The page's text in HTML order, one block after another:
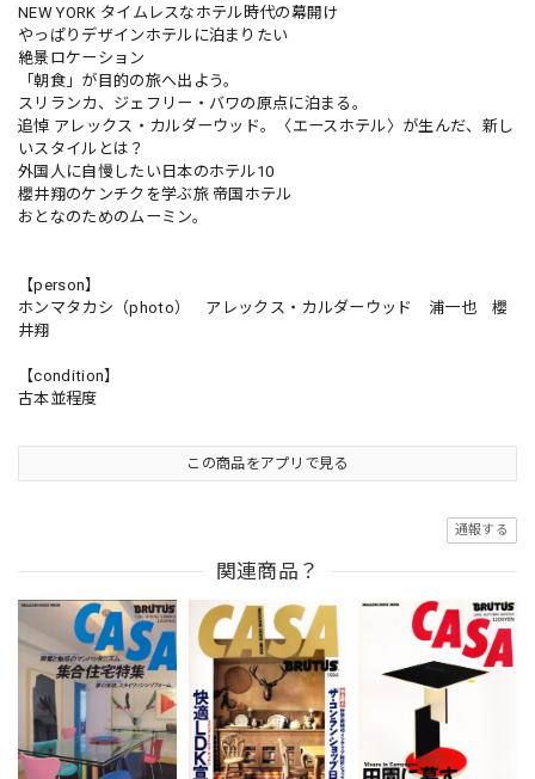
NEW YORK タイムレスなホテル時代の幕開け
やっぱりデザインホテルに泊まりたい
絶景ロケーション
「朝食」が目的の旅へ出よう。
スリランカ、ジェフリー・バワの原点に泊まる。
追悼 アレックス・カルダーウッド。〈エースホテル〉が生んだ、新し
いスタイルとは？
外国人に自慢したい日本のホテル10
櫻井翔のケンチクを学ぶ旅 帝国ホテル
おとなのためのムーミン。
【person】
ホンマタカシ（photo） アレックス・カルダーウッド 浦一也 櫻
井翔
【condition】
古本並程度
この商品をアプリで見る
通報する
関連商品？